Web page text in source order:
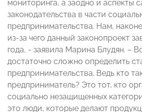
мониторинга, а заодно и аспекты
законодательства в части
предпринимательства. Нам,
из-за чего данный законопроект
года, - заявила Марина Блудян. –
достаточно сложно определить
предпринимательства. Ведь кто
предприниматель? Это тот, кто
социально незащищенных
это люди, которые делают